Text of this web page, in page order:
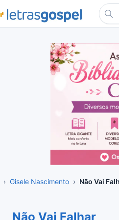
Gisele Nascimento Não Vai
Não Vai Falhar